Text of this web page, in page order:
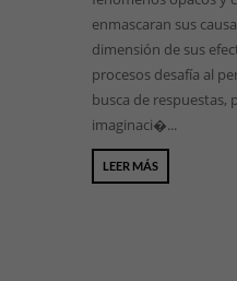
enmascaran sus
dimensión de sus
procesos desafía al
busca de respuestas,
imaginaci�...
LEER MÁS